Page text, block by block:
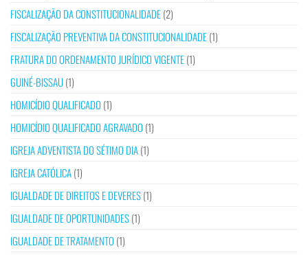
FISCALIZAÇÃO DA CONSTITUCIONALIDADE(2)
FISCALIZAÇÃO PREVENTIVA DA CONSTITUCIONALIDADE(1)
FRATURA DO ORDENAMENTO JURÍDICO VIGENTE(1)
GUINÉ-BISSAU(1)
HOMICÍDIO QUALIFICADO (1)
HOMICÍDIO QUALIFICADO AGRAVADO (1)
IGREJA ADVENTISTA DO SÉTIMO DIA(1)
IGREJA CATÓLICA(1)
IGUALDADE DE DIREITOS E DEVERES(1)
IGUALDADE DE OPORTUNIDADES(1)
IGUALDADE DE TRATAMENTO (1)